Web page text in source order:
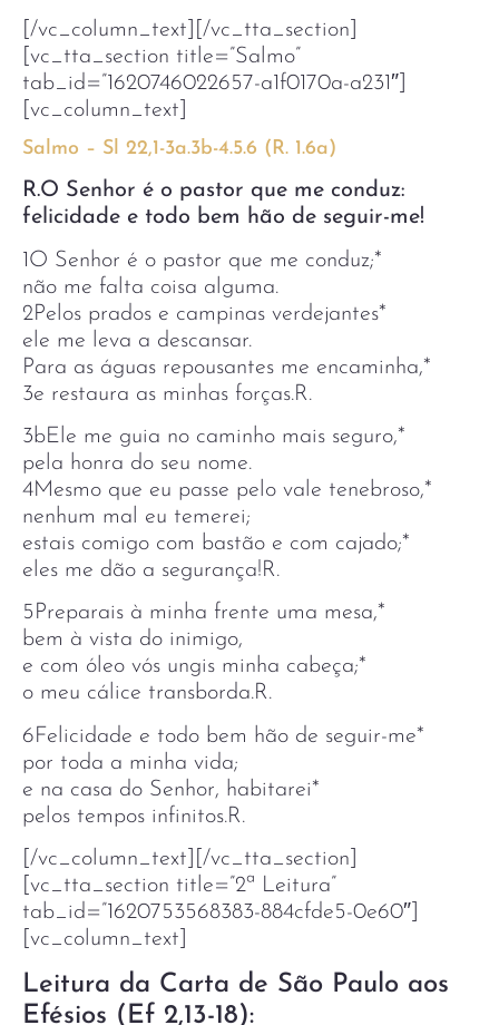
[/vc_column_text][/vc_tta_section]
[vc_tta_section title=”Salmo”
tab_id=”1620746022657-a1f0170a-a231″]
[vc_column_text]
Salmo – Sl 22,1-3a.3b-4.5.6 (R. 1.6a)
R.O Senhor é o pastor que me conduz:
felicidade e todo bem hão de seguir-me!
1O Senhor é o pastor que me conduz;*
não me falta coisa alguma.
2Pelos prados e campinas verdejantes*
ele me leva a descansar.
Para as águas repousantes me encaminha,*
3e restaura as minhas forças.R.
3bEle me guia no caminho mais seguro,*
pela honra do seu nome.
4Mesmo que eu passe pelo vale tenebroso,*
nenhum mal eu temerei;
estais comigo com bastão e com cajado;*
eles me dão a segurança!R.
5Preparais à minha frente uma mesa,*
bem à vista do inimigo,
e com óleo vós ungis minha cabeça;*
o meu cálice transborda.R.
6Felicidade e todo bem hão de seguir-me*
por toda a minha vida;
e na casa do Senhor, habitarei*
pelos tempos infinitos.R.
[/vc_column_text][/vc_tta_section]
[vc_tta_section title=”2ª Leitura”
tab_id=”1620753568383-884cfde5-0e60″]
[vc_column_text]
Leitura da Carta de São Paulo aos
Efésios (Ef 2,13-18):